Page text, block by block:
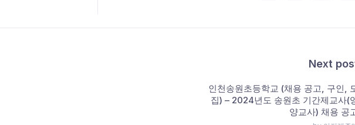
Next
인천송원초등학교 (채용 공고, 구인,
집) – 2024년도 송원초 기간제교사(
양교사) 채용 공